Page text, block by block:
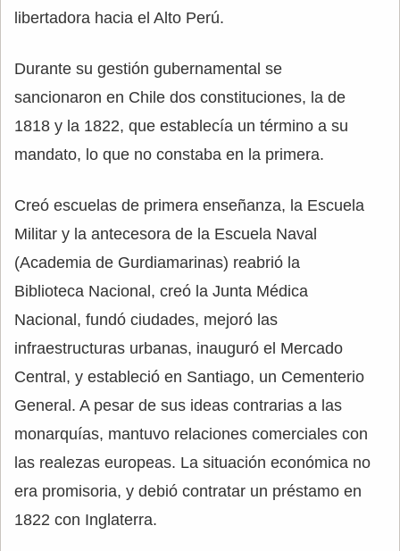
libertadora hacia el Alto Perú.
Durante su gestión gubernamental se
sancionaron en Chile dos constituciones, la de
1818 y la 1822, que establecía un término a su
mandato, lo que no constaba en la primera.
Creó escuelas de primera enseñanza, la Escuela
Militar y la antecesora de la Escuela Naval
(Academia de Gurdiamarinas) reabrió la
Biblioteca Nacional, creó la Junta Médica
Nacional, fundó ciudades, mejoró las
infraestructuras urbanas, inauguró el Mercado
Central, y estableció en Santiago, un Cementerio
General. A pesar de sus ideas contrarias a las
monarquías, mantuvo relaciones comerciales con
las realezas europeas. La situación económica no
era promisoria, y debió contratar un préstamo en
1822 con Inglaterra.